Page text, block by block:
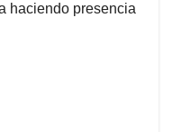
haciendo presencia